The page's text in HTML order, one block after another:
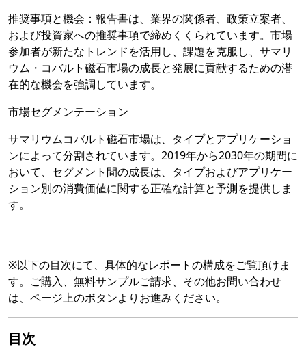
推奨事項と機会：報告書は、業界の関係者、政策立案者、
および投資家への推奨事項で締めくくられています。市場
参加者が新たなトレンドを活用し、課題を克服し、サマリ
ウム・コバルト磁石市場の成長と発展に貢献するための潜
在的な機会を強調しています。
市場セグメンテーション
サマリウムコバルト磁石市場は、タイプとアプリケーショ
ンによって分割されています。2019年から2030年の期間に
おいて、セグメント間の成長は、タイプおよびアプリケー
ション別の消費価値に関する正確な計算と予測を提供しま
す。
※以下の目次にて、具体的なレポートの構成をご覧頂けま
す。ご購入、無料サンプルご請求、その他お問い合わせ
は、ページ上のボタンよりお進みください。
目次